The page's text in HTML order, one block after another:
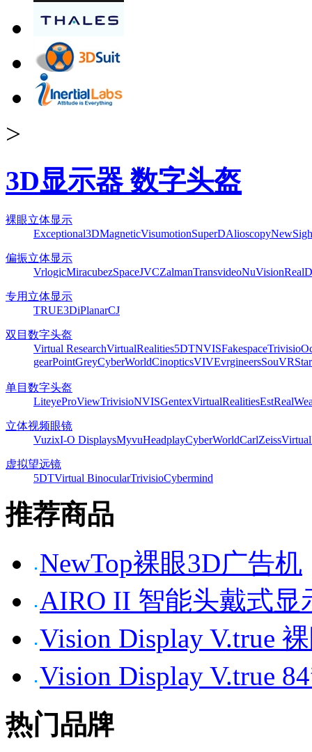
>
3D显示器 数字头盔
裸眼立体显示
Exceptional3DMagneticVisumotionSuperDAlioscopy
偏振立体显示
VrlogicMiracubezSpaceJVCZalmanTransvideoNuVisionRealD
专用立体显示
TRUE3DiPlanarCJ
双目数字头盔
Virtual ResearchVirtualRealities5DTNVISFakespaceTrivisio
gearPointGreyCyberWorldCinopticsVIVEvrgineersSouVR
单目数字头盔
LiteyeProViewTrivisioNVISGentexVirtualRealitiesEst
立体视频眼镜
VuzixI-O DisplaysMyvuHeadplayCyberWorldCarlZeiss
虚拟望远镜
5DTVirtual BinocularTrivisioCybermind
推荐商品
NewTop裸眼3D广告机
AIRO II 智能头戴式显
Vision Display V.true
Vision Display V.true
热门品牌